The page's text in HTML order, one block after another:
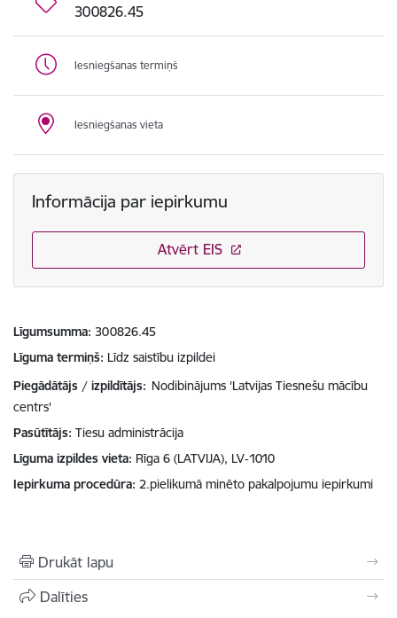
300826.45
Iesniegšanas termiņš
Iesniegšanas vieta
Informācija par iepirkumu
Atvērt EIS
Līgumsumma 300826.45
Līguma termiņš Līdz saistību izpildei
Piegādātājs / izpildītājs: Nodibinājums 'Latvijas Tiesnešu mācību
centrs'
Pasūtītājs Tiesu administrācija
Līguma izpildes vieta Rīga 6 (LATVIJA), LV-1010
Iepirkuma procedūra 2.pielikumā minēto pakalpojumu iepirkumi
Drukāt lapu
Dalīties